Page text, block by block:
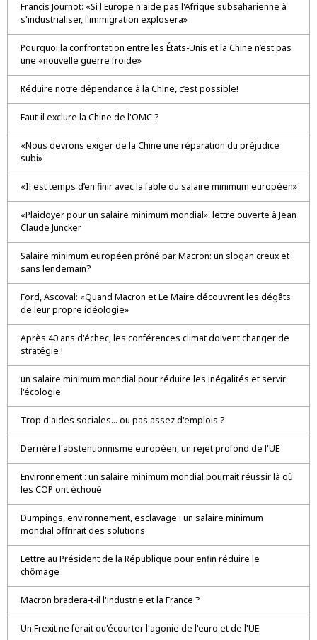
Francis Journot: «Si l'Europe n'aide pas l'Afrique subsaharienne à
s'industrialiser, l'immigration explosera»
Pourquoi la confrontation entre les États-Unis et la Chine n’est pas
une «nouvelle guerre froide»
Réduire notre dépendance à la Chine, c’est possible!
Faut-il exclure la Chine de l'OMC ?
«Nous devrons exiger de la Chine une réparation du préjudice
subi»
«Il est temps d’en finir avec la fable du salaire minimum européen»
«Plaidoyer pour un salaire minimum mondial»: lettre ouverte à Jean
Claude Juncker
Salaire minimum européen prôné par Macron: un slogan creux et
sans lendemain?
Ford, Ascoval: «Quand Macron et Le Maire découvrent les dégâts
de leur propre idéologie»
Après 40 ans d'échec, les conférences climat doivent changer de
stratégie !
un salaire minimum mondial pour réduire les inégalités et servir
l'écologie
Trop d'aides sociales... ou pas assez d'emplois ?
Derrière l'abstentionnisme européen, un rejet profond de l'UE
Environnement : un salaire minimum mondial pourrait réussir là où
les COP ont échoué
Dumpings, environnement, esclavage : un salaire minimum
mondial offrirait des solutions
Lettre au Président de la République pour enfin réduire le
chômage
Macron bradera-t-il l'industrie et la France ?
Un Frexit ne ferait qu'écourter l'agonie de l'euro et de l'UE